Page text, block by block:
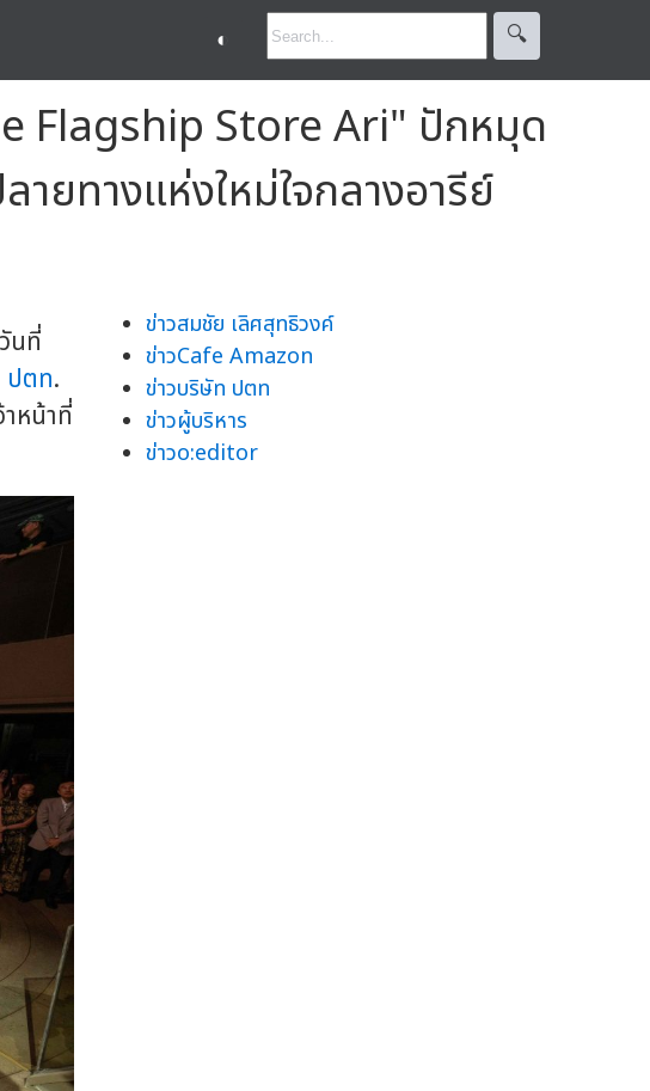
◐ 🔍︎
Flagship Store Ari" ปักหมุด
ยทางแห่งใหม่ใจกลางอารีย์
นที่
ปตท.
หน้าที่
ข่าวสมชัย เลิศสุทธิวงค์
ข่าวCafe Amazon
ข่าวบริษัท ปตท
ข่าวผู้บริหาร
ข่าวo:editor